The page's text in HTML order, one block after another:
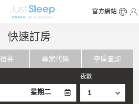
官方網站
快速訂房
券 專案代碼 空房查詢
星期二
夜數